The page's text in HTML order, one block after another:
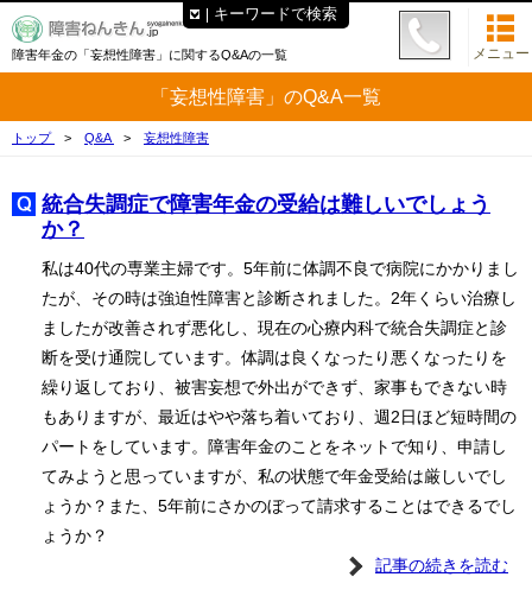
障害年金の「妄想性障害」に関するQ&Aの一覧 メニュー
「妄想性障害」のQ&A一覧
トップ Q&A 妄想性障害
統合失調症で障害年金の受給は難しいでしょう
か？
私は40代の専業主婦です。5年前に体調不良で病院にかかりまし
たが、その時は強迫性障害と診断されました。2年くらい治療し
ましたが改善されず悪化し、現在の心療内科で統合失調症と診
断を受け通院しています。体調は良くなったり悪くなったりを
繰り返しており、被害妄想で外出ができず、家事もできない時
もありますが、最近はやや落ち着いており、週2日ほど短時間の
パートをしています。障害年金のことをネットで知り、申請し
てみようと思っていますが、私の状態で年金受給は厳しいでし
ょうか？また、5年前にさかのぼって請求することはできるでし
ょうか？
記事の続きを読む
キーワードで検索